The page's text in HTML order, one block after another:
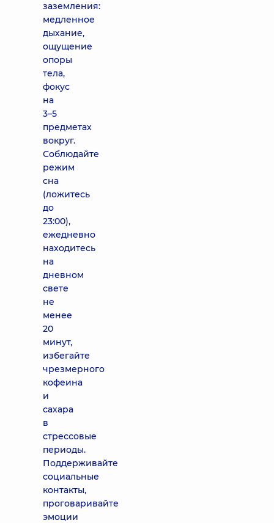
заземления:
медленное
дыхание,
ощущение
опоры
тела,
фокус
на
3–5
предметах
вокруг.
Соблюдайте
режим
сна
(ложитесь
до
23:00),
ежедневно
находитесь
на
дневном
свете
не
менее
20
минут,
избегайте
чрезмерного
кофеина
и
сахара
в
стрессовые
периоды.
Поддерживайте
социальные
контакты,
проговаривайте
эмоции